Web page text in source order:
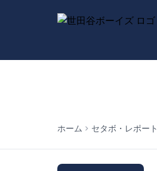
ホーム セタボ・レポート